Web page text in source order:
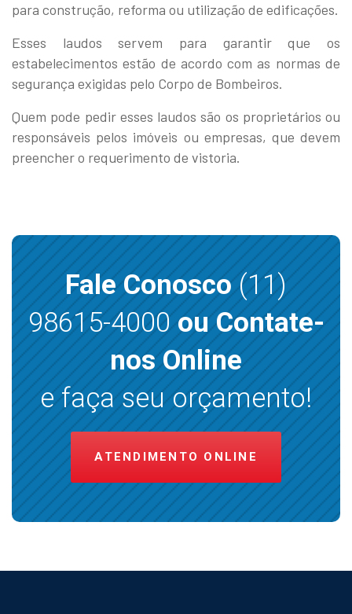
para construção, reforma ou utilização de edificações.
Esses laudos servem para garantir que os
estabelecimentos estão de acordo com as normas de
segurança exigidas pelo Corpo de Bombeiros.
Quem pode pedir esses laudos são os proprietários ou
responsáveis pelos imóveis ou empresas, que devem
preencher o requerimento de vistoria.
Fale Conosco(11)
98615-4000ou Contate-
nos Online
e faça seu orçamento!
ATENDIMENTO ONLINE